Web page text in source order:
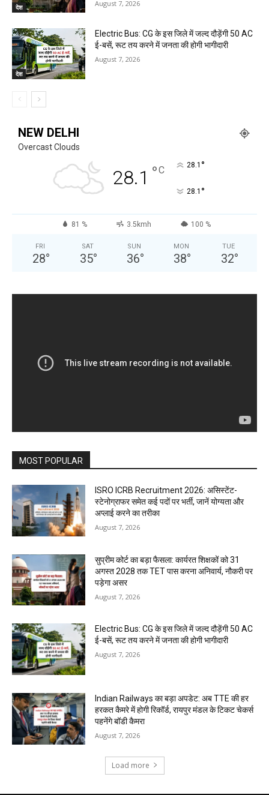
देश August 7, 2026
देश
Electric Bus: CG के इस जिले में जल्द दौड़ेंगी 50 AC
ई-बसें, रूट तय करने में जनता की होगी भागीदारी
August 7, 2026
NEW DELHI
Overcast Clouds
28.1 °C 28.1 °
28.1 °
81 % 3.5kmh 100 %
FRI
28°
SAT
35°
SUN
36°
MON
38°
TUE
32°
MOST POPULAR
ISRO ICRB Recruitment 2026: असिस्टेंट-
स्टेनोग्राफर समेत कई पदों पर भर्ती, जानें योग्यता और
अप्लाई करने का तरीका
August 7, 2026
सुप्रीम कोर्ट का बड़ा फैसला: कार्यरत शिक्षकों को 31
अगस्त 2028 तक TET पास करना अनिवार्य, नौकरी पर
पड़ेगा असर
August 7, 2026
Electric Bus: CG के इस जिले में जल्द दौड़ेंगी 50 AC
ई-बसें, रूट तय करने में जनता की होगी भागीदारी
August 7, 2026
Indian Railways का बड़ा अपडेट: अब TTE की हर
हरकत कैमरे में होगी रिकॉर्ड, रायपुर मंडल के टिकट चेकर्स
पहनेंगे बॉडी कैमरा
August 7, 2026
Load more